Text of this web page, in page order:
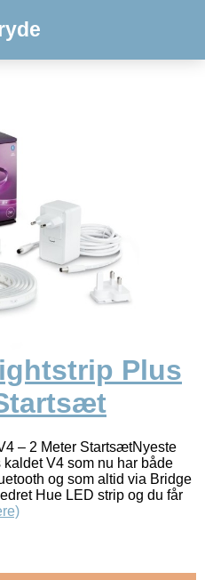
Plus
– 2 Meter StartsætNyeste
V4 som nu har både
og som altid via Bridge
Hue LED strip og du får